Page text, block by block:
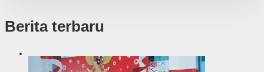
Berita terbaru